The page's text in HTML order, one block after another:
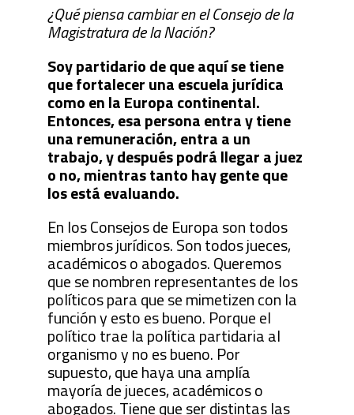
¿Qué piensa cambiar en el Consejo de la
Magistratura de la Nación?
Soy partidario de que aquí se tiene
que fortalecer una escuela jurídica
como en la Europa continental.
Entonces, esa persona entra y tiene
una remuneración, entra a un
trabajo, y después podrá llegar a juez
o no, mientras tanto hay gente que
los está evaluando.
En los Consejos de Europa son todos
miembros jurídicos. Son todos jueces,
académicos o abogados. Queremos
que se nombren representantes de los
políticos para que se mimetizen con la
función y esto es bueno. Porque el
político trae la política partidaria al
organismo y no es bueno. Por
supuesto, que haya una amplía
mayoría de jueces, académicos o
abogados. Tiene que ser distintas las